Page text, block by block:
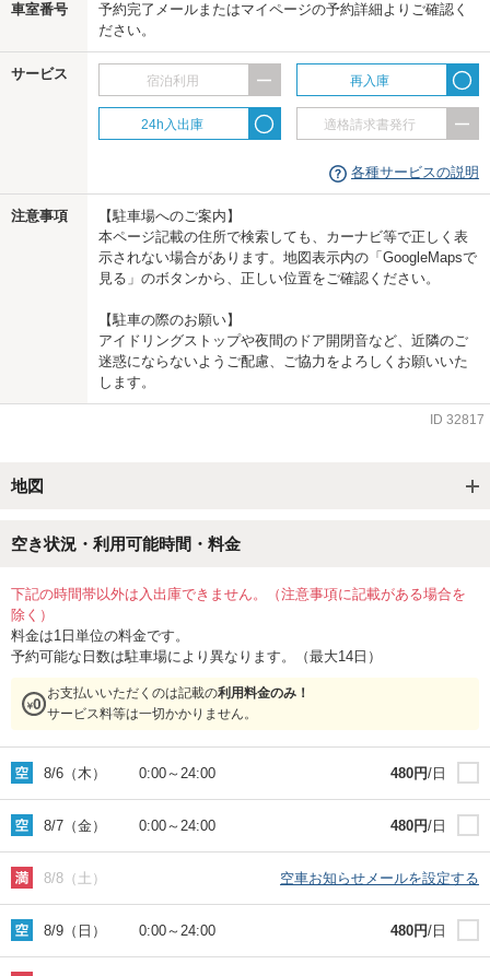
us
車室番号
予約完了メールまたはマイページの予約詳細よりご確認く
ださい。
サービス 宿泊利用 再入庫
24h入出庫 適格請求書発行
各種サービスの説明
注意事項
【駐車場へのご案内】
本ページ記載の住所で検索しても、カーナビ等で正しく表
示されない場合があります。地図表示内の「GoogleMapsで
見る」のボタンから、正しい位置をご確認ください。
【駐車の際のお願い】
アイドリングストップや夜間のドア開閉音など、近隣のご
迷惑にならないようご配慮、ご協力をよろしくお願いいた
します。
ID 32817
地図
空き状況・利用可能時間・料金
下記の時間帯以外は入出庫できません。（注意事項に記載がある場合を
除く）
料金は1日単位の料金です。
予約可能な日数は駐車場により異なります。（最大14日）
お支払いいただくのは記載の利用料金のみ！
サービス料等は一切かかりません。
8/6（木） 0:00～ 24:00 480円/日
8/7（金） 0:00～ 24:00 480円/日
8/8（土） 空車お知らせメールを設定する
8/9（日） 0:00～ 24:00 480円/日